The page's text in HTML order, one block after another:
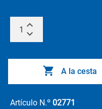
A la cesta
Artículo N.º 02771